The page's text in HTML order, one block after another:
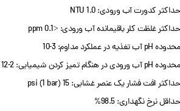
حداکثر کدورت آب ورودی: 1.0 NTU
حداکثر غلظت کلر باقیمانده آب ورودی: <0.1 ppm
محدوده pH آب تغذیه در عملکرد مداوم: 3-10
محدوده pH آب ورودی در هنگام تمیز کردن شیمیایی: 2-12
حداکثر افت فشار یک عنصر غشایی: 15 psi (1 bar)
حداقل نرخ نگهداری: 98.5%